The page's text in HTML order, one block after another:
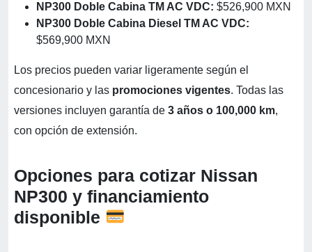
NP300 Doble Cabina TM AC VDC: $526,900 MXN
NP300 Doble Cabina Diesel TM AC VDC:
$569,900 MXN
Los precios pueden variar ligeramente según el
concesionario y las promociones vigentes. Todas las
versiones incluyen garantía de 3 años o 100,000 km,
con opción de extensión.
Opciones para cotizar Nissan
NP300 y financiamiento
disponible